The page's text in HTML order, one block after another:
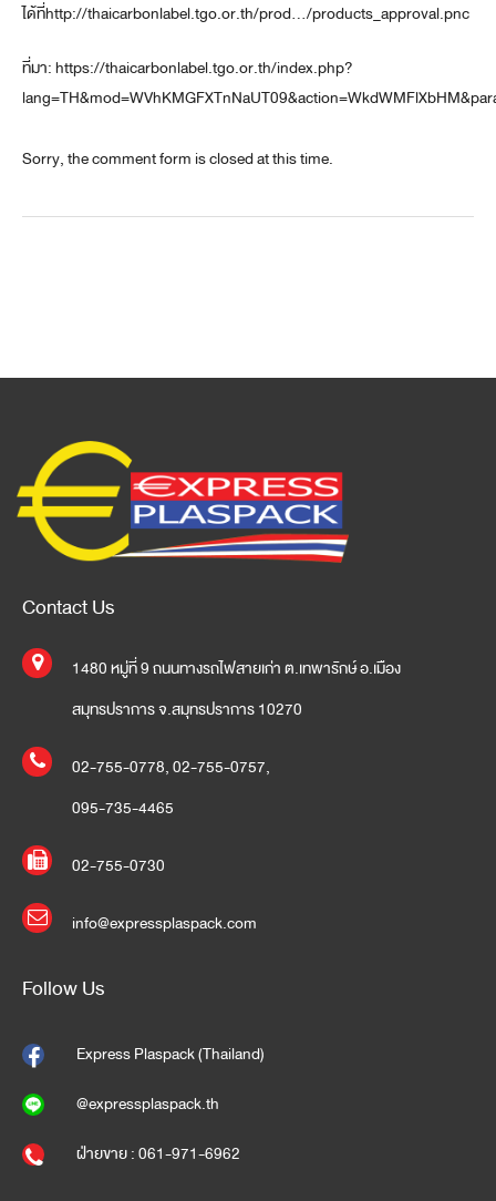
ได้ที่http://thaicarbonlabel.tgo.or.th/prod…/products_approval.pnc
ที่มา: https://thaicarbonlabel.tgo.or.th/index.php?
Sorry, the comment form is closed at this time.
Contact Us
1480 หมู่ที่ 9 ถนนทางรถไฟสายเก่า ต.เทพารักษ์ อ.เมือง
สมุทรปราการ จ.สมุทรปราการ 10270
02-755-0778,02-755-0757,
095-735-4465
02-755-0730
info@expressplaspack.com
Follow Us
Express Plaspack (Thailand)
@expressplaspack.th
ฝ่ายขาย : 061-971-6962